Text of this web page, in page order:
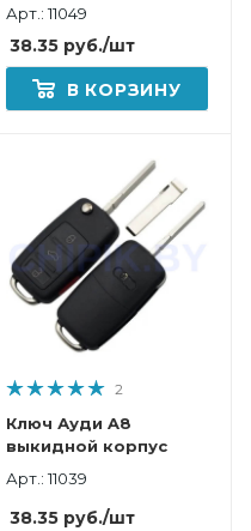
Арт.: 11049
38.35руб./шт
В КОРЗИНУ
2
Ключ Ауди A8
выкидной корпус
Арт.: 11039
38.35руб./шт